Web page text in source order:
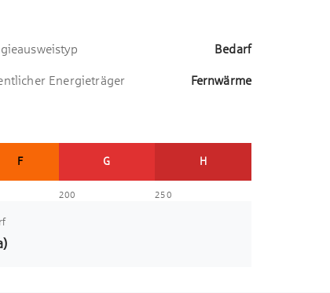
Bedarf
Energieträger Fernwärme
F G H
200 250